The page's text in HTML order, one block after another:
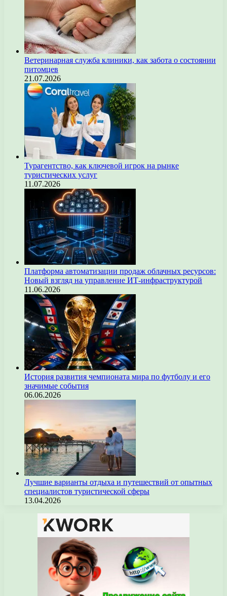
Ветеринарная служба клиники, как забота о состоянии
питомцев
21.07.2026
Турагентство, как ключевой игрок на рынке
туристических услуг
11.07.2026
Платформа автоматизации продаж облачных ресурсов:
Новый взгляд на управление ИТ-инфраструктурой
11.06.2026
История развития чемпионата мира по футболу и его
значимые события
06.06.2026
Лучшие варианты отдыха и путешествий от опытных
специалистов туристической сферы
13.04.2026